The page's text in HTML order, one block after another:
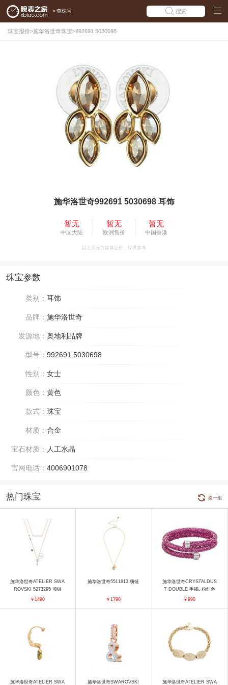
> 查珠宝 搜索
珠宝报价>施华洛世奇珠宝>992691 5030698
施华洛世奇992691 5030698 耳饰
暂无
中国大陆
暂无
欧洲售价
暂无
中国香港
以上为官方媒体公价，仅供参考
珠宝参数
类别： 耳饰
品牌： 施华洛世奇
发源地： 奥地利品牌
型号： 992691 5030698
性别： 女士
颜色： 黄色
款式： 珠宝
材质： 合金
宝石材质： 人工水晶
官网电话： 4006901078
热门珠宝 换一组
施华洛世奇ATELIER SWA
ROVSKI 5273295 项链
￥1490
施华洛世奇5511813 项链
￥1790
施华洛世奇CRYSTALDUS
T DOUBLE 手镯, 粉红色
手镯
￥990
施华洛世奇ATELIER SWA 施华洛世奇SWAROVSKI 施华洛世奇ATELIER SWA